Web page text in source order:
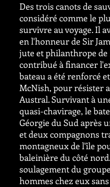
Des trois canots de
considéré comme le
survivre au voyage. Il
en l'honneur de Sir
jute et philanthrope de
contribué à financer
bateau a été renforcé
McNish, pour résister
Austral. Survivant à
quasi-chavirage, le
Géorgie du Sud après
et deux compagnons
montagneux de l'île
baleinière du côté
soulagement du
hommes chez eux